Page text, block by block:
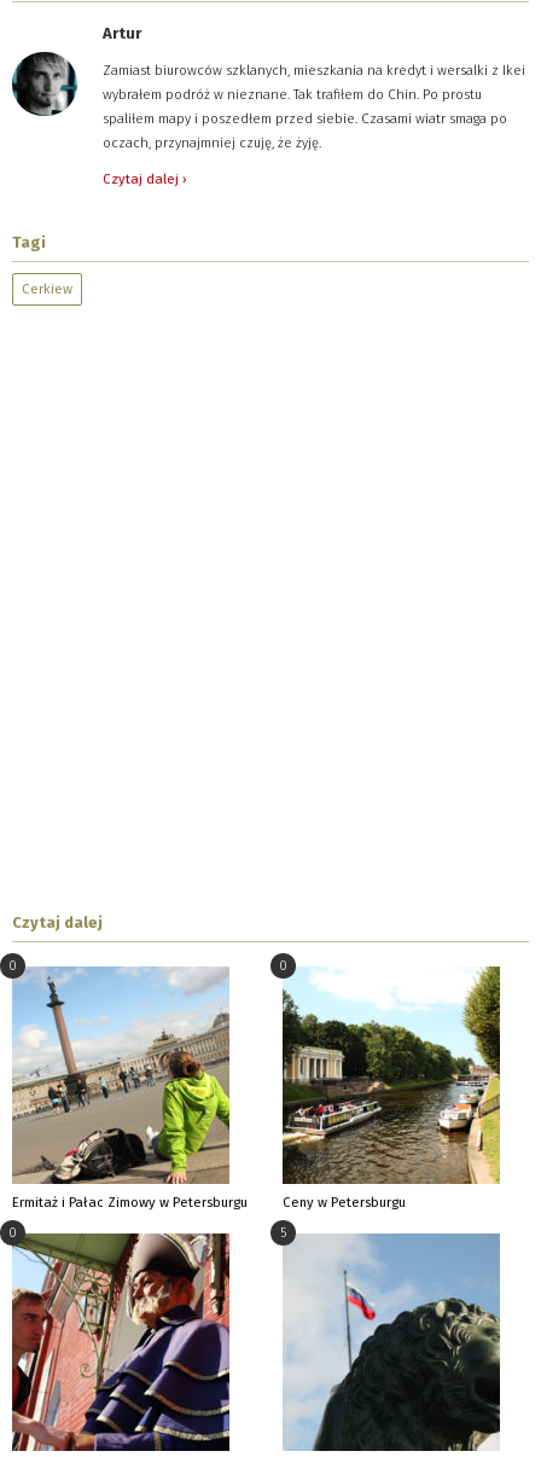
Artur
Zamiast biurowców szklanych, mieszkania na kredyt i wersalki z Ikei
wybrałem podróż w nieznane. Tak trafiłem do Chin. Po prostu
spaliłem mapy i poszedłem przed siebie. Czasami wiatr smaga po
oczach, przynajmniej czuję, że żyję.
Czytaj dalej ›
Tagi
Cerkiew
Czytaj dalej
Ermitaż i Pałac Zimowy w Petersburgu
0
Ceny w Petersburgu
0
0 5